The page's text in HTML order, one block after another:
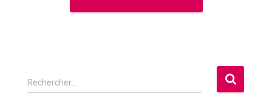
R
e
Rechercher…